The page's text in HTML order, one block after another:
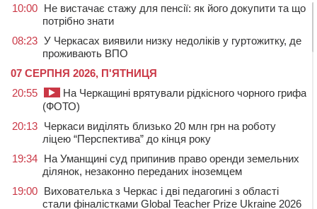
10:00 Не вистачає стажу для пенсії: як його докупити та що
потрібно знати
08:23 У Черкасах виявили низку недоліків у гуртожитку, де
проживають ВПО
07 СЕРПНЯ 2026, П'ЯТНИЦЯ
20:55
На Черкащині врятували рідкісного чорного грифа
(ФОТО)
20:13 Черкаси виділять близько 20 млн грн на роботу
ліцею “Перспектива” до кінця року
19:34 На Уманщині суд припинив право оренди земельних
ділянок, незаконно переданих іноземцем
19:00 Вихователька з Черкас і дві педагогині з області
стали фіналістками Global Teacher Prize Ukraine 2026